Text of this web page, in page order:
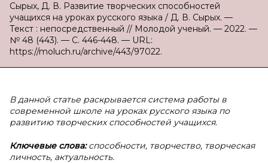
Сырых, Д. В. Развитие творческих способностей
учащихся на уроках русского языка / Д. В. Сырых. —
Текст : непосредственный // Молодой ученый. — 2022. —
№ 48 (443). — С. 446-448. — URL:
https://moluch.ru/archive/443/97022.
Вданной статье раскрывается система работы в
современной школе на уроках русского языка по
развитию творческих способностей учащихся.
Ключевые слова:способности, творчество, творческая
личность, актуальность.